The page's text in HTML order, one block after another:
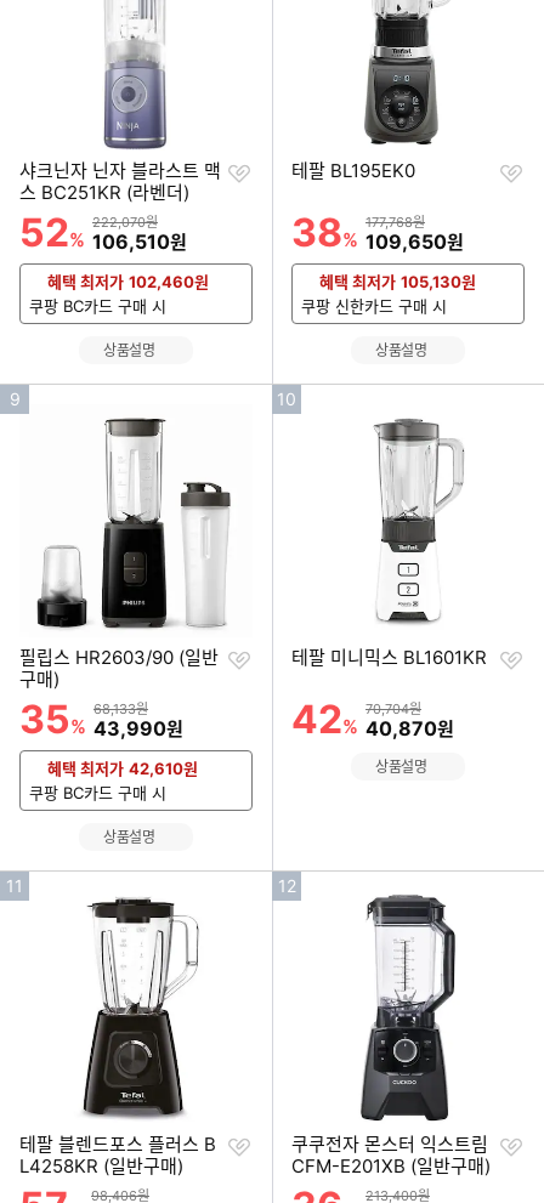
샤크닌자 닌자 블라스트 맥
스 BC251KR (라벤더)
할인률
52%
상품금액
222,070원
할인금액
106,510원
찜
혜택 최저가 102,460원
쿠팡 BC카드 구매 시
상품설명
테팔 BL195EK0
할인률
38%
상품금액
177,768원
할인금액
109,650원
찜
혜택 최저가 105,130원
쿠팡 신한카드 구매 시
상품설명
인
9
필립스 HR2603/90 (일반
구매)
할인률
35%
상품금액
68,133원
할인금액
43,990원
찜
혜택 최저가 42,610원
쿠팡 BC카드 구매 시
상품설명
인
10
테팔 미니믹스 BL1601KR
할인률
42%
상품금액
70,704원
할인금액
40,870원
찜
상품설명
인
11
테팔 블렌드포스 플러스 B
L4258KR (일반구매)
할인률
상품금액
98,406원
찜
인
12
쿠쿠전자 몬스터 익스트림
CFM-E201XB (일반구매)
할인률
상품금액
213,400원
찜